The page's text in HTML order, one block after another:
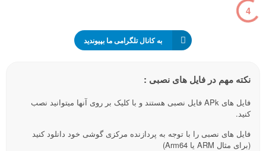
3
به کانال تلگرامی ما بپیوندید
نکته مهم در فایل های نصبی :
فایل های APk فایل نصبی هستند و با کلیک بر روی آنها میتوانید نصب
کنید.
فایل های نصبی را با توجه به پردازنده مرکزی گوشی خود دانلود کنید
(برای مثال ARM یا Arm64)